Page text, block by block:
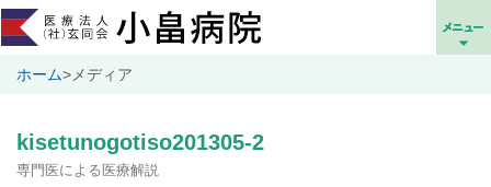
ホーム> メディア
kisetunogotiso201305-2
専門医による医療解説